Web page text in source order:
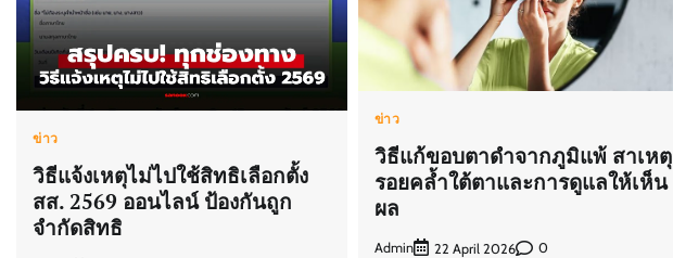
ข่าว
วิธีแจ้งเหตุไม่ไปใช้สิทธิเลือกตั้ง
สส. 2569 ออนไลน์ ป้องกันถูก
จำกัดสิทธิ
ข่าว
วิธีแก้ขอบตาดำจากภูมิแพ้ สาเหตุ
รอยคล้ำใต้ตาและการดูแลให้เห็น
ผล
Admin 22 April 2026 0